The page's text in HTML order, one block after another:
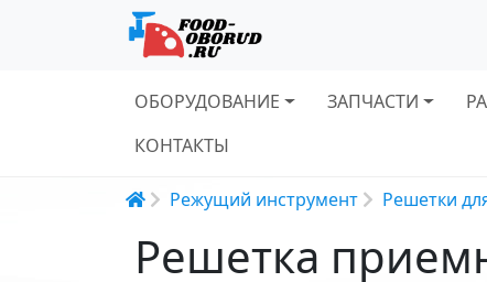
Основная навигация
ОБОРУДОВАНИЕ ЗАПЧАСТИ
КОНТАКТЫ
Строка навигации
Режущий инструмент Решетки
Решетка